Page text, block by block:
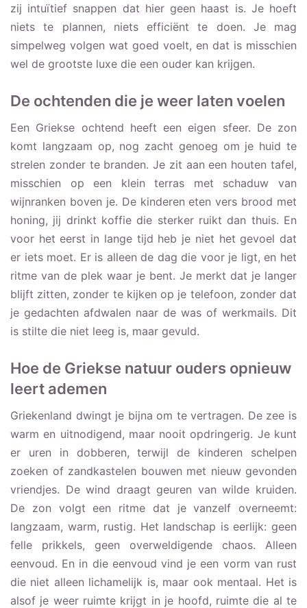
zij intuïtief snappen dat hier geen haast is. Je hoeft
niets te plannen, niets efficiënt te doen. Je mag
simpelweg volgen wat goed voelt, en dat is misschien
wel de grootste luxe die een ouder kan krijgen.
De ochtenden die je weer laten voelen
Een Griekse ochtend heeft een eigen sfeer. De zon
komt langzaam op, nog zacht genoeg om je huid te
strelen zonder te branden. Je zit aan een houten tafel,
misschien op een klein terras met schaduw van
wijnranken boven je. De kinderen eten vers brood met
honing, jij drinkt koffie die sterker ruikt dan thuis. En
voor het eerst in lange tijd heb je niet het gevoel dat
er iets moet. Er is alleen de dag die voor je ligt, en het
ritme van de plek waar je bent. Je merkt dat je langer
blijft zitten, zonder te kijken op je telefoon, zonder dat
je gedachten afdwalen naar de was of werkmails. Dit
is stilte die niet leeg is, maar gevuld.
Hoe de Griekse natuur ouders opnieuw
leert ademen
Griekenland dwingt je bijna om te vertragen. De zee is
warm en uitnodigend, maar nooit opdringerig. Je kunt
er uren in dobberen, terwijl de kinderen schelpen
zoeken of zandkastelen bouwen met nieuw gevonden
vriendjes. De wind draagt geuren van wilde kruiden.
De zon volgt een ritme dat je vanzelf overneemt:
langzaam, warm, rustig. Het landschap is eerlijk: geen
felle prikkels, geen overweldigende chaos. Alleen
eenvoud. En in die eenvoud vind je een vorm van rust
die niet alleen lichamelijk is, maar ook mentaal. Het is
alsof je weer ruimte krijgt in je hoofd, ruimte die al te